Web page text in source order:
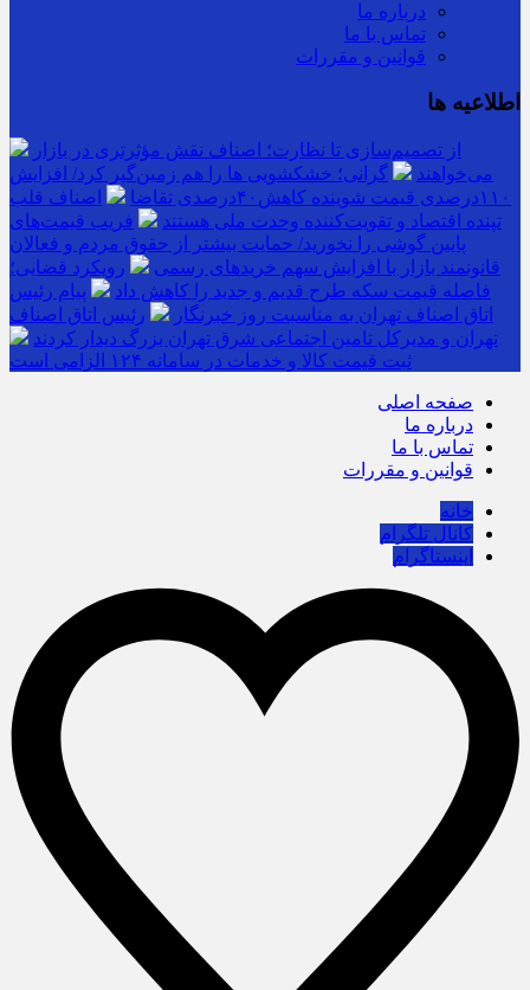
درباره ما
تماس با ما
قوانین و مقررات
اطلاعیه ها
از تصمیم‌سازی تا نظارت؛ اصناف نقش مؤثرتری در بازار
می‌خواهند
گرانی؛ خشکشویی‌ ها را هم زمین‌گیر کرد/ افزایش
۱۱۰درصدی قیمت شوینده کاهش۴۰درصدی تقاضا
اصناف قلب
تپنده اقتصاد و تقویت‌کننده وحدت ملی هستند
فریب قیمت‌های
پایین گوشی را نخورید/ حمایت بیشتر از حقوق مردم و فعالان
قانونمند بازار با افزایش سهم خریدهای رسمی
رویکرد قضایی؛
فاصله قیمت سکه طرح قدیم و جدید را کاهش داد
پیام رئیس
اتاق اصناف تهران به مناسبت روز خبرنگار
رئیس اتاق اصناف
تهران و مدیرکل تامین اجتماعی شرق تهران بزرگ دیدار کردند
ثبت قیمت کالا و خدمات در سامانه ۱۲۴ الزامی است
صفحه اصلی
درباره ما
تماس با ما
قوانین و مقررات
خانه
کانال تلگرام
اینستاگرام